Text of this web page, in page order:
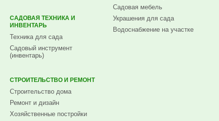
САДОВАЯ ТЕХНИКА И
ИНВЕНТАРЬ
Техника для сада
Садовый инструмент
(инвентарь)
Садовая мебель
Украшения для сада
Водоснабжение на участке
СТРОИТЕЛЬСТВО И РЕМОНТ
Строительство дома
Ремонт и дизайн
Хозяйственные постройки